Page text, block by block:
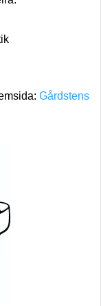
Gårdstens